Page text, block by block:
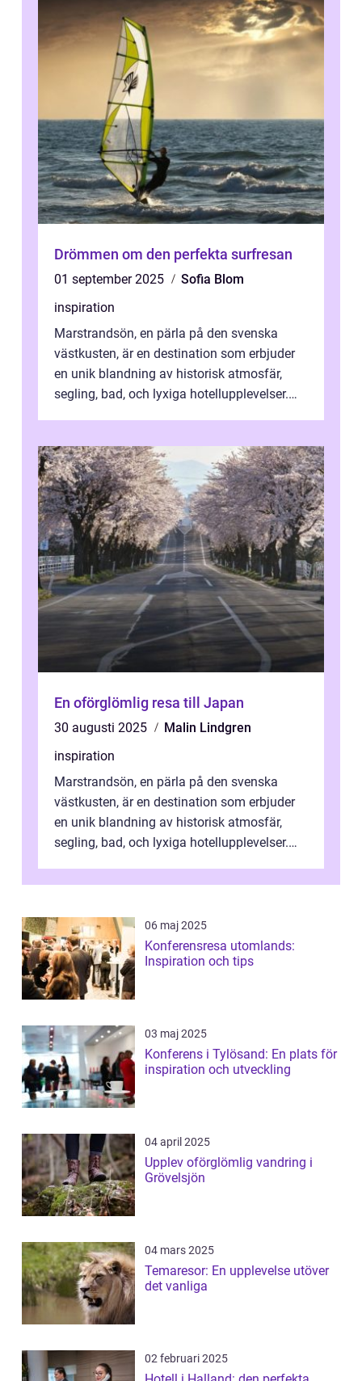
Drömmen om den perfekta surfresan
01 september 2025
Sofia Blom
inspiration
Marstrandsön, en pärla på den svenska
västkusten, är en destination som erbjuder
en unik blandning av historisk atmosfär,
segling, bad, och lyxiga hotellupplevelser.
En oförglömlig resa till Japan
30 augusti 2025
Malin Lindgren
inspiration
Marstrandsön, en pärla på den svenska
västkusten, är en destination som erbjuder
en unik blandning av historisk atmosfär,
segling, bad, och lyxiga hotellupplevelser.
06 maj 2025
Konferensresa utomlands:
Inspiration och tips
03 maj 2025
Konferens i Tylösand: En plats för
inspiration och utveckling
04 april 2025
Upplev oförglömlig vandring i
Grövelsjön
04 mars 2025
Temaresor: En upplevelse utöver
det vanliga
02 februari 2025